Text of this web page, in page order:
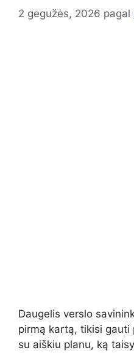
2 gegužės, 2026 pagal
Daugelis verslo
pirmą kartą, tikisi gauti
su aiškiu planu, ką